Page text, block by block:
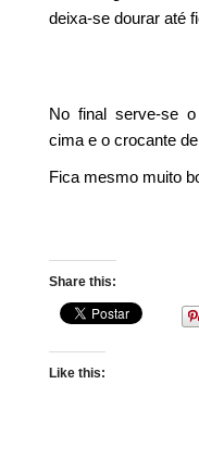
deixa-se dourar até
No final serve-se
cima e o crocante
Fica mesmo muito
Share this:
Like this: